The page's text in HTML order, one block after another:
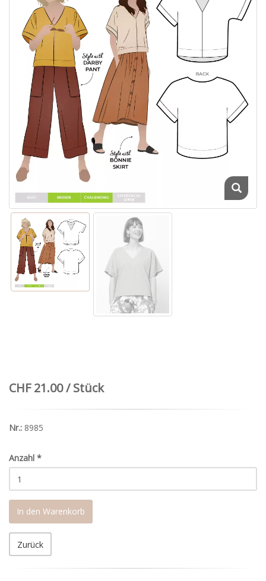
CHF 21.00 / Stück
Nr.: 8985
Anzahl *
In den Warenkorb
Zurück